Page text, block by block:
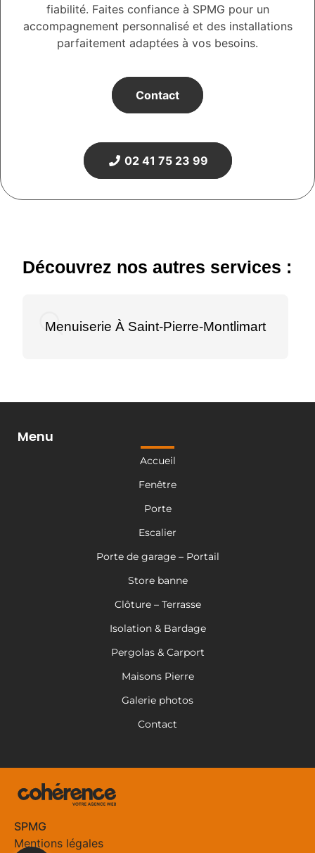
fiabilité. Faites confiance à SPMG pour un
accompagnement personnalisé et des installations
parfaitement adaptées à vos besoins.
Contact
02 41 75 23 99
Découvrez nos autres services :
Menuiserie À Saint-Pierre-Montlimart
Menu
Accueil
Fenêtre
Porte
Escalier
Porte de garage – Portail
Store banne
Clôture – Terrasse
Isolation & Bardage
Pergolas & Carport
Maisons Pierre
Galerie photos
Contact
SPMG
Mentions légales